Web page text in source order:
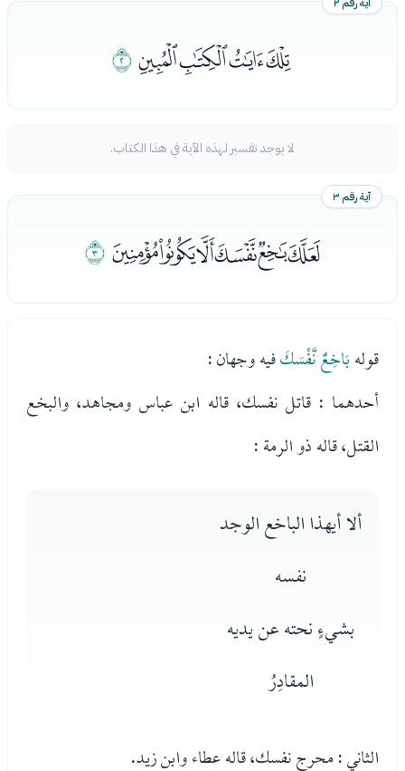
ﭓﭔﭕﭖﭗ
لا يوجد تفسير لهذه الآية في هذا الكتاب.
آية رقم ٣
ﭘﭙﭚﭛﭜﭝﭞ
قولهبَاخِعٌ نَّفْسَكَفيه وجهان :
أحدهما : قاتل نفسك، قاله ابن عباس ومجاهد، والبخع
القتل، قاله ذو الرمة :
ألا أيهذا الباخع الوجد
نفسه
بشيءٍ نحته عن يديه
المقادِرُ
الثاني : محرج نفسك، قاله عطاء وابن زيد.